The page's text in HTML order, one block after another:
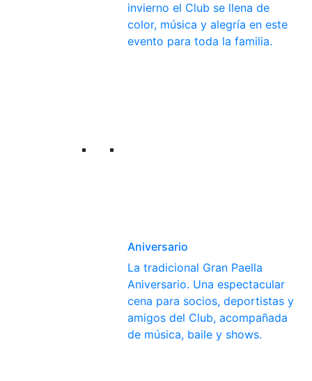
invierno el Club se llena de
color, música y alegría en este
evento para toda la familia.
Aniversario
La tradicional Gran Paella
Aniversario. Una espectacular
cena para socios, deportistas y
amigos del Club, acompañada
de música, baile y shows.